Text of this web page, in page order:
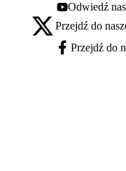
Youtube - otwiera
Odwiedź
X - otwiera się w nowej
Przejdź do
Facebook - otwiera
Przejdź do